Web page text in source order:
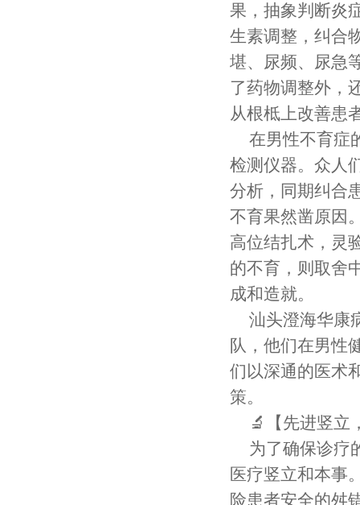
果，抽象判断炎
生素调整，纠合
堪、尿频、尿急
了药物调整外，
从根柢上改善患
在男性不育症
检测仪器。众人
分析，同期纠合
不育果然凿原因
高位结扎术，灵
的不育，则取舍
成和造就。
汕头澄海华康
队，他们在男性
们以深通的医术
策。
🔬【先进竖立
为了确保诊疗
医疗竖立和本事
险患者安全的舛